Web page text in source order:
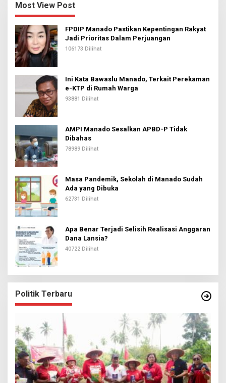
Most View Post
FPDIP Manado Pastikan Kepentingan Rakyat
Jadi Prioritas Dalam Perjuangan
106173 Dilihat
Ini Kata Bawaslu Manado, Terkait Perekaman
e-KTP di Rumah Warga
93881 Dilihat
AMPI Manado Sesalkan APBD-P Tidak
Dibahas
78989 Dilihat
Masa Pandemik, Sekolah di Manado Sudah
Ada yang Dibuka
62731 Dilihat
Apa Benar Terjadi Selisih Realisasi Anggaran
Dana Lansia?
40722 Dilihat
Politik Terbaru